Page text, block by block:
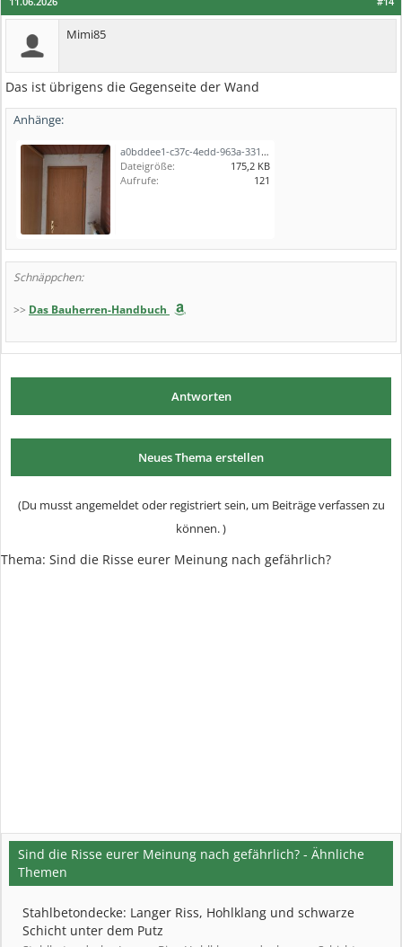
Mimi85
Das ist übrigens die Gegenseite der Wand
Anhänge:
a0bddee1-c37c-4edd-963a-331867580969.jpeg
Dateigröße:
175,2 KB
Aufrufe:
121
Schnäppchen:
>> Das Bauherren-Handbuch
Antworten
Neues Thema erstellen
(Du musst angemeldet oder registriert sein, um Beiträge verfassen zu
können. )
Thema: Sind die Risse eurer Meinung nach gefährlich?
Sind die Risse eurer Meinung nach gefährlich? - Ähnliche
Themen
Stahlbetondecke: Langer Riss, Hohlklang und schwarze
Schicht unter dem Putz